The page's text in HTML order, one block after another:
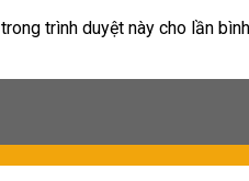
trình duyệt này cho lần